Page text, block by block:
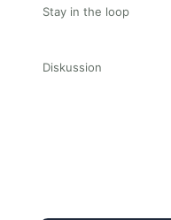
Stay in the loop
Diskussion